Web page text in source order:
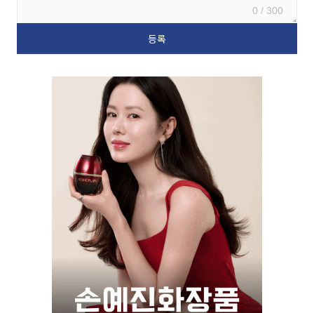
0 / 300